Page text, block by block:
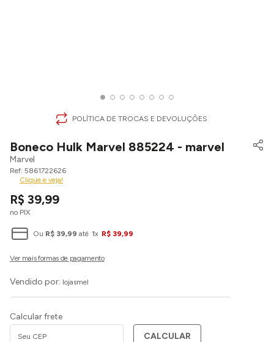
POLÍTICA DE TROCAS E DEVOLUÇÕES
Boneco Hulk Marvel 885224 - marvel
Marvel
5861722626
Clique e veja!
R$ 39,99
no PIX
Ou R$ 39,99 até 1x R$ 39,99
Vendido por: lojasmel
Calcular frete
CALCULAR